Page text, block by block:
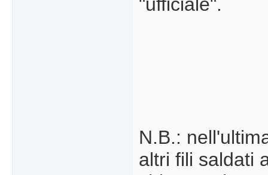
"ufficiale".
N.B.:
altri fili saldati